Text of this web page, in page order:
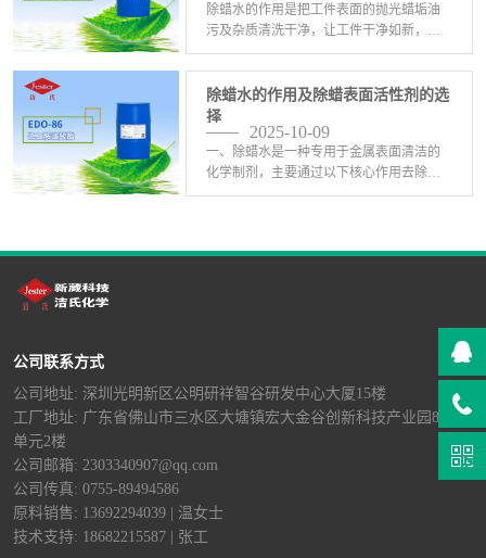
除蜡水的作用是把工件表面的抛光蜡垢油
污及杂质清洗干净，让工件干净如新，除
蜡水需要怎么配置才能把蜡垢清洗干净不
挂水呢？一、选择合适的除蜡水原料，比
如异构醇油酸皂DF-20，C13异丙醇酰胺
DF-21，乙 <-查看详情>
除蜡水的作用及除蜡表面活性剂的选
择
2025-10-09
一、除蜡水是一种专用于金属表面清洁的
化学制剂，主要通过以下核心作用去除蜡
质污垢并保护工件表面：润湿渗透‌：表面
乳化分散‌：亲油 <-查看详情>
公司联系方式
公司地址: 深圳光明新区公明研祥智谷研发中心大厦15楼
工厂地址: 广东省佛山市三水区大塘镇宏大金谷创新科技产业园8栋B
单元2楼
公司邮箱: 2303340907@qq.com
公司传真: 0755-89494586
原料销售: 13692294039 | 温女士
技术支持: 18682215587 | 张工